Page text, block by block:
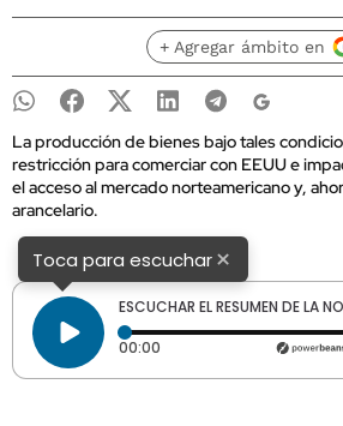
+ Agregar ámbito en
La producción de bienes bajo tales
restricción para comerciar con EEUU e
el acceso al mercado norteamericano y,
arancelario.
Toca para escuchar×
ESCUCHAR EL RESUMEN DE LA
00:00 Tiempo transcurrido: 0